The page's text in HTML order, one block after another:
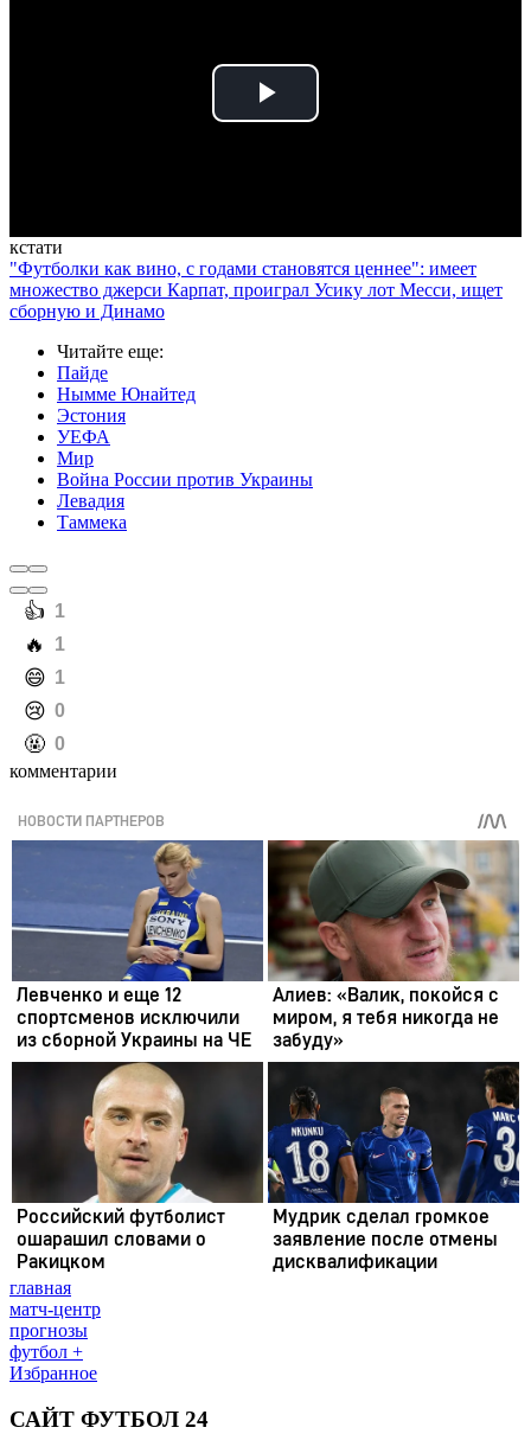
Play
кстати
"Футболки как вино, с годами становятся ценнее": имеет
множество джерси Карпат, проиграл Усику лот Месси, ищет
сборную и Динамо
Читайте еще:
Пайде
Нымме Юнайтед
Эстония
УЕФА
Мир
Война России против Украины
Левадия
Таммека
️👍 1
️🔥 1
️😄 1
️😢 0
️🤬 0
комментарии
главная
матч-центр
прогнозы
футбол +
Избранное
САЙТ ФУТБОЛ 24